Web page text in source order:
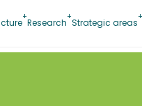
Research Strategic areas